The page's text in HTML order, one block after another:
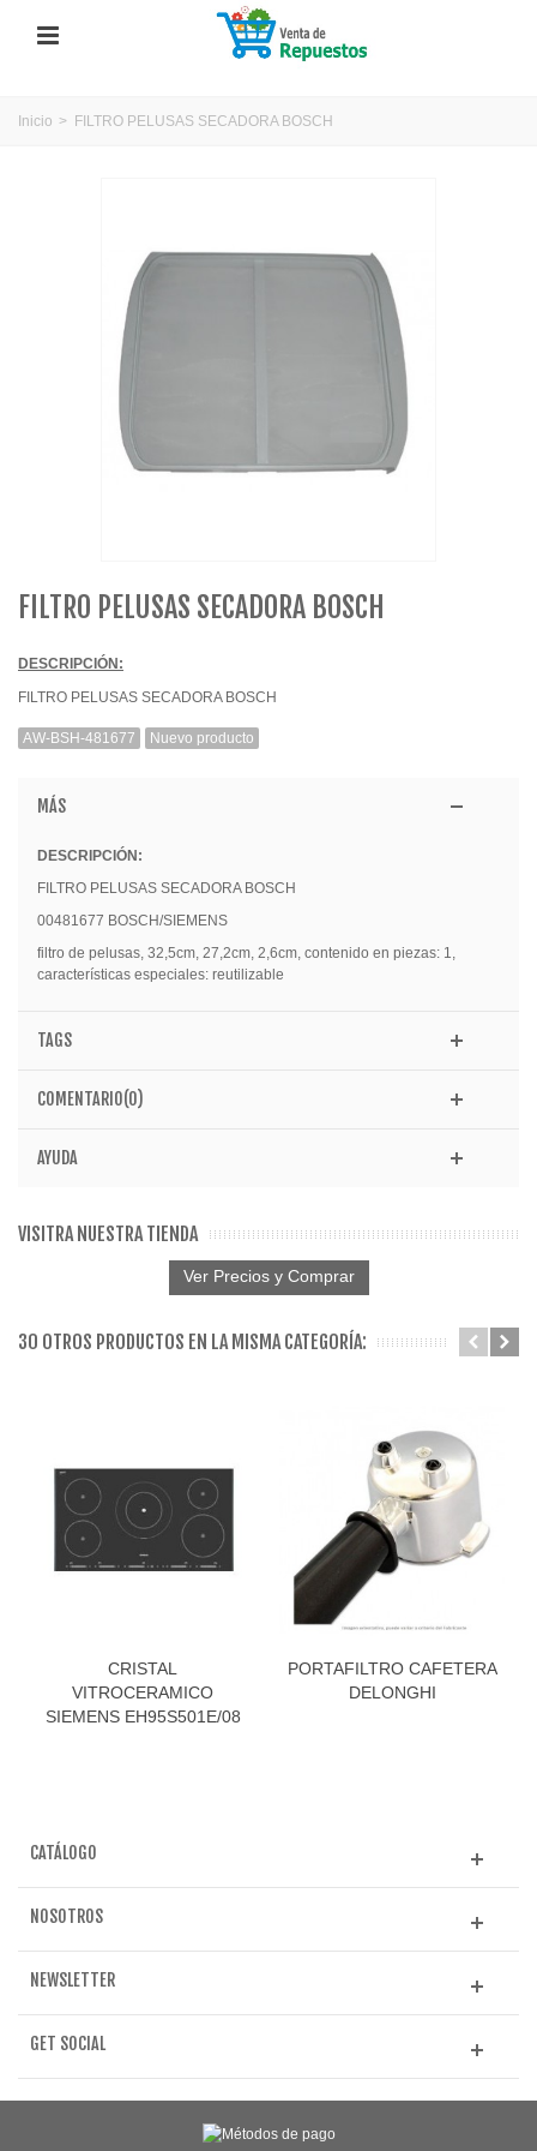
Inicio > FILTRO PELUSAS SECADORA BOSCH
FILTRO PELUSAS SECADORA BOSCH
DESCRIPCIÓN:
FILTRO PELUSAS SECADORA BOSCH
AW-BSH-481677 Nuevo producto
MÁS
DESCRIPCIÓN:
FILTRO PELUSAS SECADORA BOSCH
00481677 BOSCH/SIEMENS
filtro de pelusas, 32,5cm, 27,2cm, 2,6cm, contenido en piezas: 1,
características especiales: reutilizable
TAGS
COMENTARIO(0)
AYUDA
VISITRA NUESTRA TIENDA
Ver Precios y Comprar
30 OTROS PRODUCTOS EN LA MISMA CATEGORÍA:
CRISTAL
VITROCERAMICO
SIEMENS EH95S501E/08
PORTAFILTRO CAFETERA
DELONGHI
CATÁLOGO
NOSOTROS
NEWSLETTER
GET SOCIAL